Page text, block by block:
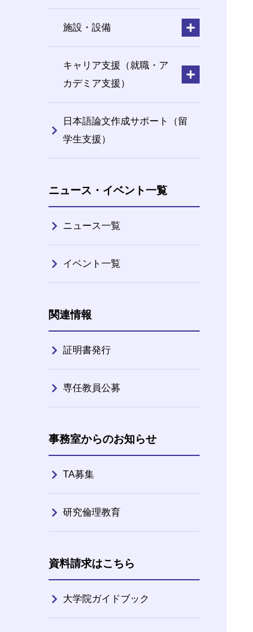
施設・設備
キャリア支援（就職・ア
カデミア支援）
日本語論文作成サポート（留
学生支援）
ニュース・イベント一覧
ニュース一覧
イベント一覧
関連情報
証明書発行
専任教員公募
事務室からのお知らせ
TA募集
研究倫理教育
資料請求はこちら
大学院ガイドブック